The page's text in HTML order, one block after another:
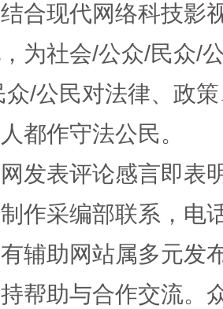
力责任有效落实
合现代网络科技影
为社会/公众/民众/
众/公民对法律、政
都作守法公民。
发表评论感言即表
作采编部联系，电
辅助网站属多元发
帮助与合作交流。